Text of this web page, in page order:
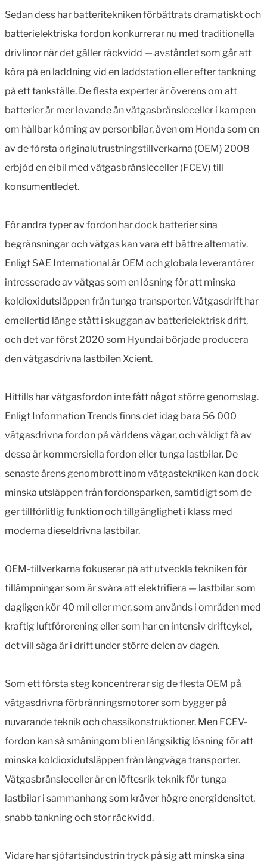
Sedan dess har batteritekniken förbättrats dramatiskt och
batterielektriska fordon konkurrerar nu med traditionella
drivlinor när det gäller räckvidd — avståndet som går att
köra på en laddning vid en laddstation eller efter tankning
på ett tankställe. De flesta experter är överens om att
batterier är mer lovande än vätgasbränsleceller i kampen
om hållbar körning av personbilar, även om Honda som en
av de första originalutrustningstillverkarna (OEM) 2008
erbjöd en elbil med vätgasbränsleceller (FCEV) till
konsumentledet.
För andra typer av fordon har dock batterier sina
begränsningar och vätgas kan vara ett bättre alternativ.
Enligt SAE International är OEM och globala leverantörer
intresserade av vätgas som en lösning för att minska
koldioxidutsläppen från tunga transporter. Vätgasdrift har
emellertid länge stått i skuggan av batterielektrisk drift,
och det var först 2020 som Hyundai började producera
den vätgasdrivna lastbilen Xcient.
Hittills har vätgasfordon inte fått något större genomslag.
Enligt Information Trends finns det idag bara 56 000
vätgasdrivna fordon på världens vägar, och väldigt få av
dessa är kommersiella fordon eller tunga lastbilar. De
senaste årens genombrott inom vätgastekniken kan dock
minska utsläppen från fordonsparken, samtidigt som de
ger tillförlitlig funktion och tillgänglighet i klass med
moderna dieseldrivna lastbilar.
OEM-tillverkarna fokuserar på att utveckla tekniken för
tillämpningar som är svåra att elektrifiera — lastbilar som
dagligen kör 40 mil eller mer, som används i områden med
kraftig luftförorening eller som har en intensiv driftcykel,
det vill säga är i drift under större delen av dagen.
Som ett första steg koncentrerar sig de flesta OEM på
vätgasdrivna förbränningsmotorer som bygger på
nuvarande teknik och chassikonstruktioner. Men FCEV-
fordon kan så småningom bli en långsiktig lösning för att
minska koldioxidutsläppen från långväga transporter.
Vätgasbränsleceller är en löftesrik teknik för tunga
lastbilar i sammanhang som kräver högre energidensitet,
snabb tankning och stor räckvidd.
Vidare har sjöfartsindustrin tryck på sig att minska sina